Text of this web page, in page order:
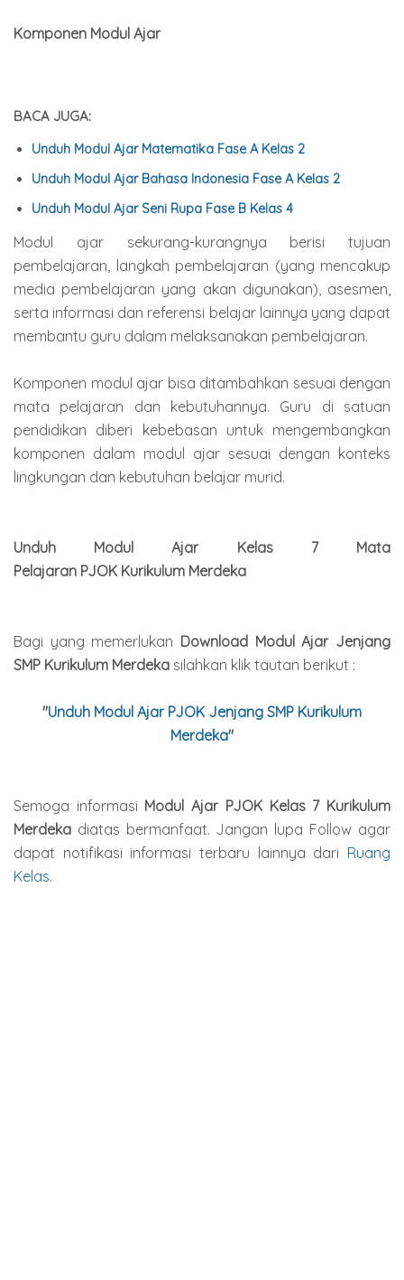
Komponen Modul Ajar
BACA JUGA:
Unduh Modul Ajar Matematika Fase A Kelas 2
Unduh Modul Ajar Bahasa Indonesia Fase A Kelas 2
Unduh Modul Ajar Seni Rupa Fase B Kelas 4
Modul ajar sekurang-kurangnya berisi tujuan
pembelajaran, langkah pembelajaran (yang mencakup
media pembelajaran yang akan digunakan), asesmen,
serta informasi dan referensi belajar lainnya yang dapat
membantu guru dalam melaksanakan pembelajaran.
Komponen modul ajar bisa ditambahkan sesuai dengan
mata pelajaran dan kebutuhannya. Guru di satuan
pendidikan diberi kebebasan untuk mengembangkan
komponen dalam modul ajar sesuai dengan konteks
lingkungan dan kebutuhan belajar murid.
Unduh Modul Ajar Kelas 7 Mata
Pelajaran PJOK Kurikulum Merdeka
Bagi yang memerlukan Download Modul Ajar Jenjang
SMP Kurikulum Merdeka silahkan klik tautan berikut :
"Unduh Modul Ajar PJOK Jenjang SMP Kurikulum
Merdeka"
Semoga informasi Modul Ajar PJOK Kelas 7 Kurikulum
Merdeka diatas bermanfaat. Jangan lupa Follow agar
dapat notifikasi informasi terbaru lainnya dari Ruang
Kelas.